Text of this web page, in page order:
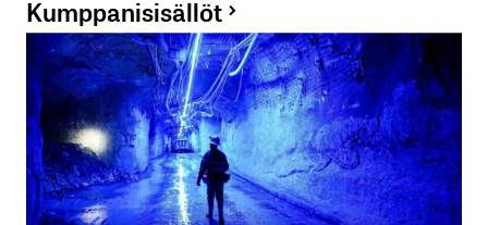
Kumppanisisällöt